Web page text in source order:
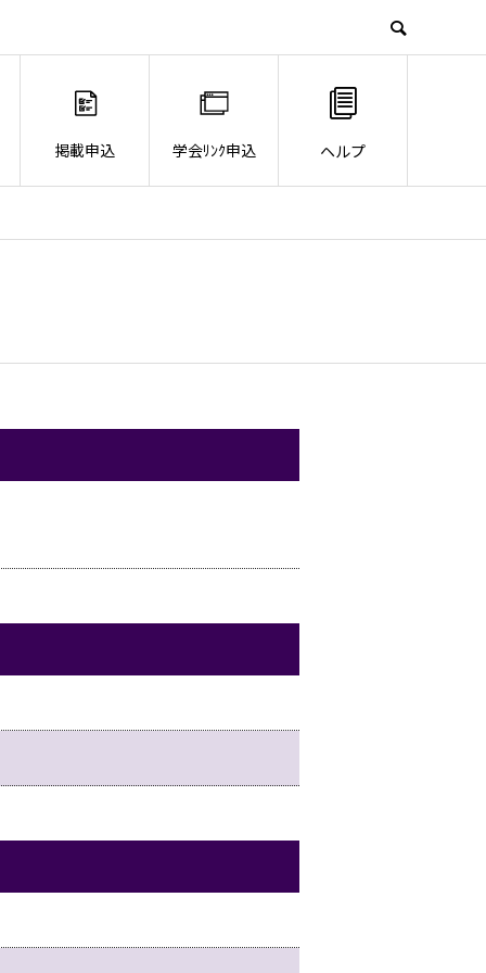
掲載申込 学会ﾘﾝｸ申込 ヘルプ